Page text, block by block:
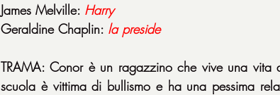
James Melville: Harry
Geraldine Chaplin: la preside
TRAMA: Conor è un ragazzino che vive una
scuola è vittima di bullismo e ha una pessima